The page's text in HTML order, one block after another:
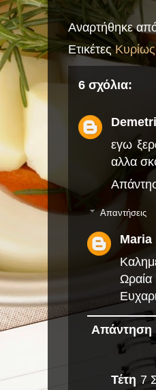
Αναρτήθηκε
Ετικέτες
6 σχόλια:
εγω
αλλα
Απαντήσεις
Ωραία
Απάντηση
Τέτη 7